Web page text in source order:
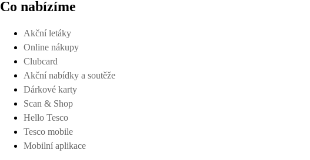
Co nabízíme
Akční letáky
Online nákupy
Clubcard
Akční nabídky a soutěže
Dárkové karty
Scan & Shop
Hello Tesco
Tesco mobile
Mobilní aplikace